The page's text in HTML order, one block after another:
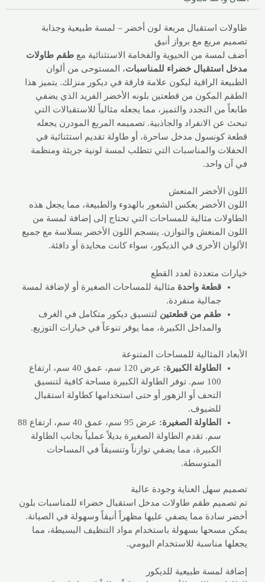
طاولات استقبال مربعة لون أخضر – لمسة طبيعية وجذابة
تصميم مربع مع برواز أنيق
أضف لمسة من الحيوية والفخامة الاستثنائية مع طقم طاولات
مدخل استقبال خضراء للمناسبات، المستوحى من ألوان
الطبيعة الراقية ليكون علامة فارقة في ديكور منزلك. يتميز هذا
الطقم المكون من قطعتين بلونه الأخضر الفريد الذي يضفي
طابعاً من التجدد والتميز، مما يجعله مثالياً للاستقبالات التي
تبحث عن الانفراد والجاذبية. تصميمه المربع المودرن يجعله
قطعة كونسول مدخل ساحرة، أو طاولة تقديم استثنائية في
الحفلات والمناسبات التي تتطلب لمسة لونية جريئة ومنظمة
في آن واحد.
اللون الأخضر المنعش
اللون الأخضر يعكس الشعور بالهدوء والطبيعة، مما يجعل هذه
الطاولات مثالية للمساحات التي تحتاج إلى إضافة لمسة من
اللون المنعش والتوازن. ينسجم اللون الأخضر بسلاسة مع جميع
الألوان الأخرى في الديكور، سواء كانت محايدة أو دافئة.
خيارات متعددة لعدد القطع
قطعة واحدة مثالية للمساحات الصغيرة أو لإضافة لمسة
جمالية منفردة.
طقم من قطعتين لتنسيق ديكور متكامل في الغرف
والمداخل الكبيرة، مما يوفر تنوعاً في خيارات التوزيع.
الأبعاد المثالية للمساحات المتنوعة
الطاولة الكبيرة:
عرض 120 سم، عمق 40 سم، ارتفاع
100 سم. توفر الطاولة الكبيرة مساحة كافية لتنسيق
التحف أو الزهور أو حتى استخدامها كطاولة استقبال
للضيوف.
الطاولة الصغيرة:
عرض 95 سم، عمق 40 سم، ارتفاع 88
سم. تقدم الطاولة الصغيرة بديلاً عملياً بجانب الطاولة
الكبيرة، مما يضفي توازناً وتنسيقاً في المساحات
المتوسطة.
تصميم سهل العناية وجودة عالية
تم تصميم طقم طاولات مدخل استقبال خضراء للمناسبات بلون
أخضر سادة مما يضفي عليها مظهراً أنيقاً وسهولة في الصيانة.
يمكن مسحها بسهولة باستخدام مواد التنظيف البسيطة، مما
يجعلها مناسبة للاستخدام اليومي.
إضافة لمسة طبيعية للديكور